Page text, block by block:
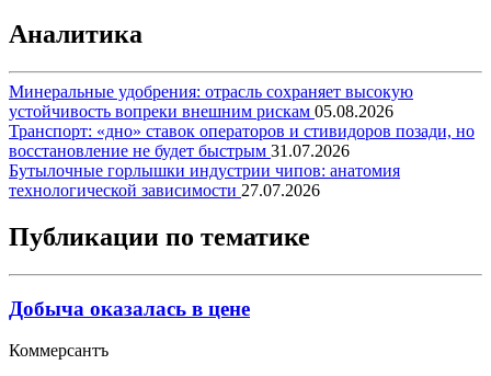
Аналитика
Минеральные удобрения: отрасль сохраняет высокую
устойчивость вопреки внешним рискам 05.08.2026
Транспорт: «дно» ставок операторов и стивидоров позади, но
восстановление не будет быстрым 31.07.2026
Бутылочные горлышки индустрии чипов: анатомия
технологической зависимости 27.07.2026
Публикации по тематике
Добыча оказалась в цене
Коммерсантъ